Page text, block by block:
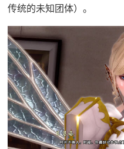
传统的未知团体）。